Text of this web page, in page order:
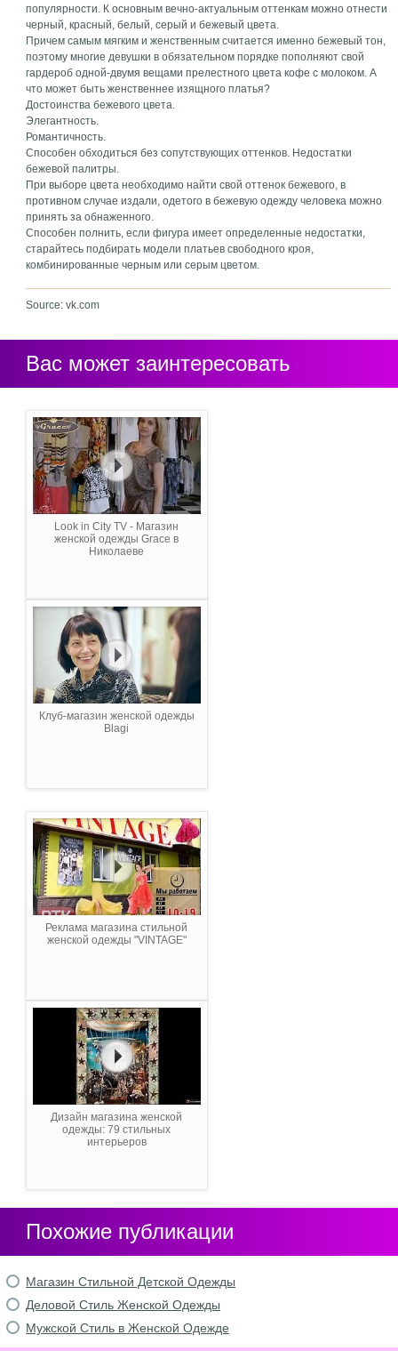
популярности. К основным вечно-актуальным оттенкам можно отнести
черный, красный, белый, серый и бежевый цвета.
Причем самым мягким и женственным считается именно бежевый тон,
поэтому многие девушки в обязательном порядке пополняют свой
гардероб одной-двумя вещами прелестного цвета кофе с молоком. А
что может быть женственнее изящного платья?
Достоинства бежевого цвета.
Элегантность.
Романтичность.
Способен обходиться без сопутствующих оттенков. Недостатки
бежевой палитры.
При выборе цвета необходимо найти свой оттенок бежевого, в
противном случае издали, одетого в бежевую одежду человека можно
принять за обнаженного.
Способен полнить, если фигура имеет определенные недостатки,
старайтесь подбирать модели платьев свободного кроя,
комбинированные черным или серым цветом.
Source: vk.com
Вас может заинтересовать
Look in City TV - Магазин
женской одежды Grace в
Николаеве
Клуб-магазин женской одежды
Blagi
Реклама магазина стильной
женской одежды "VINTAGE"
Дизайн магазина женской
одежды: 79 стильных
интерьеров
Похожие публикации
Магазин Стильной Детской Одежды
Деловой Стиль Женской Одежды
Мужской Стиль в Женской Одежде